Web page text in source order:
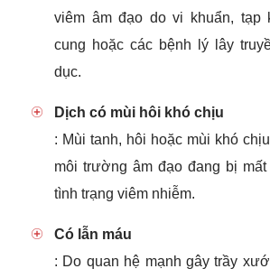
viêm âm đạo do vi khuẩn, tạp
cung hoặc các bệnh lý lây
dục.
Dịch có mùi hôi khó chịu
: Mùi tanh, hôi hoặc mùi khó
môi trường âm đạo đang bị
tình trạng viêm nhiễm.
Có lẫn máu
: Do quan hệ mạnh gây trầy